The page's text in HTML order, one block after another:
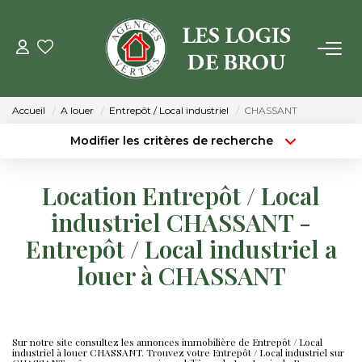
ESTIMATION
NOTRE AGENCE
Notre Équipe
Accueil A louer Entrepôt / Local industriel CHASSANT
Modifier les critères de recherche
Sélectionnez...
Type de bien
Surface min
Budget max Plus de critères
Créer une alerte
Location Entrepôt / Local
industriel CHASSANT -
Entrepôt / Local industriel a
louer à CHASSANT
Sur notre site consultez les annonces immobilière de Entrepôt / Local
industriel à louer CHASSANT. Trouvez votre Entrepôt / Local industriel sur